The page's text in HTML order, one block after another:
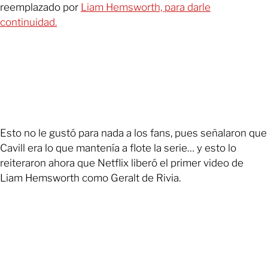
reemplazado por Liam Hemsworth, para darle
continuidad.
Esto no le gustó para nada a los fans, pues señalaron que
Cavill era lo que mantenía a flote la serie… y esto lo
reiteraron ahora que Netflix liberó el primer video de
Liam Hemsworth como Geralt de Rivia.